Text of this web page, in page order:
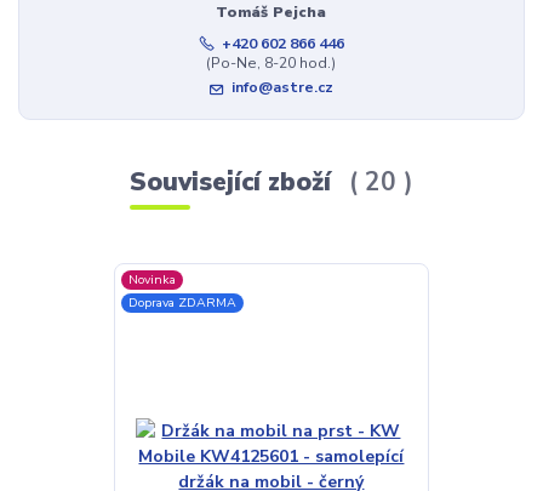
Tomáš Pejcha
+420 602 866 446
(Po-Ne, 8-20 hod.)
info@astre.cz
Související zboží 20
Novinka
Doprava ZDARMA